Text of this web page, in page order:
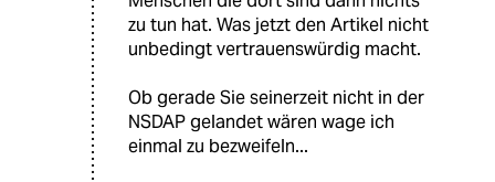
zu tun hat. Was jetzt den Artikel nicht
unbedingt vertrauenswürdig macht.
Ob gerade Sie seinerzeit nicht in der
NSDAP gelandet wären wage ich
einmal zu bezweifeln...